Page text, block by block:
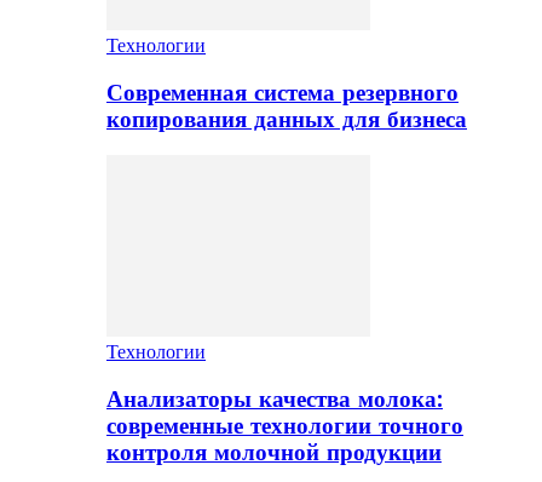
Технологии
Современная система резервного
копирования данных для бизнеса
Технологии
Анализаторы качества молока:
современные технологии точного
контроля молочной продукции